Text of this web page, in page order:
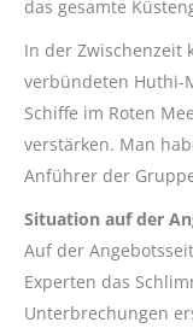
das gesamte
In der Zwischenzeit
verbündeten Huthi-
Schiffe im Roten
verstärken. Man
Anführer der
Situation auf der
Auf der
Experten das
Unterbrechungen